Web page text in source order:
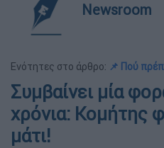
Newsroom
Ενότητες στο άρθρο: 📌 Πού
Συμβαίνει μία
χρόνια: Κομήτης
μάτι!